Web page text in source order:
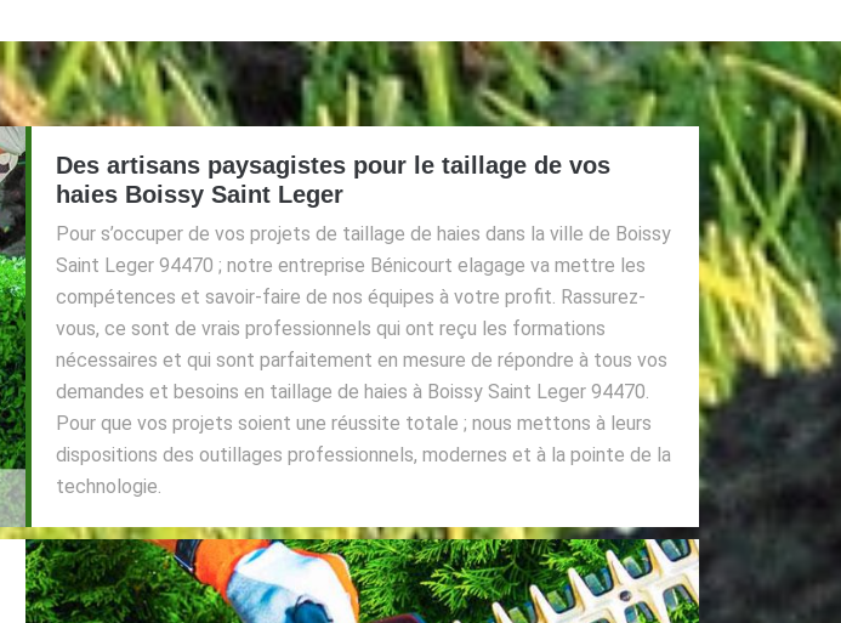
Des artisans paysagistes pour le taillage de vos
haies Boissy Saint Leger
Pour s’occuper de vos projets de taillage de haies dans la ville de Boissy
Saint Leger 94470 ; notre entreprise Bénicourt elagage va mettre les
compétences et savoir-faire de nos équipes à votre profit. Rassurez-
vous, ce sont de vrais professionnels qui ont reçu les formations
nécessaires et qui sont parfaitement en mesure de répondre à tous vos
demandes et besoins en taillage de haies à Boissy Saint Leger 94470.
Pour que vos projets soient une réussite totale ; nous mettons à leurs
dispositions des outillages professionnels, modernes et à la pointe de la
technologie.